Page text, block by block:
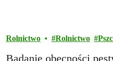
Rolnictwo Rolnictwo
Badanie obecności